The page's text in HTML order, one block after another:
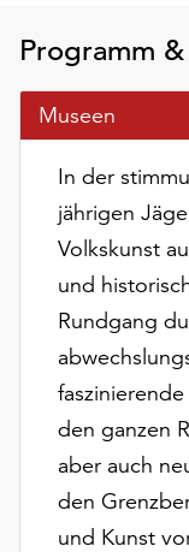
der
Seite
die
Schaltfläche
„Cookie-
Einstellungen“
Verfügung.
Funktionale
Cookies
werden
ohne
Einverständnis
weiterhin
ausgeführt.
Möchten
Programm
Museen
In der
jährigen
Volkskunst
und
Rundgang
den ganzen
aber auch
den
und Kunst